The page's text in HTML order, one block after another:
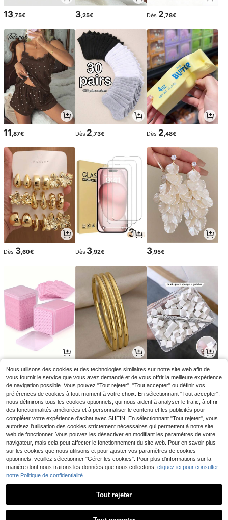
1
13 ,75€ 3,25€ Dès 2 ,78€
11 ,87€ Dès 2 ,73€ Dès 2 ,48€
Dès 3,60€ Dès 3,92€ 3,95€
Dès2 ,65€2,68€ -1% Dès3,13€ Dès 2,68€
2 14 10
Nous utilisons des cookies et des technologies similaires sur notre site web afin de
vous fournir le service que vous avez demandé et de vous offrir la meilleure expérience
de navigation possible. Vous pouvez "Tout rejeter", "Tout accepter" ou définir vos
préférences de cookies à tout moment à votre choix. En sélectionnant "Tout accepter",
nous définirons tous les cookies optionnels, qui nous aident à analyser le trafic, à offrir
des fonctionnalités améliorées et à personnaliser le contenu et les publicités pour
compléter votre expérience d'achat avec SHEIN. En sélectionnant "Tout rejeter", vous
autorisez l'utilisation des cookies strictement nécessaires qui permettent à notre site
web de fonctionner. Vous pouvez les désactiver en modifiant les paramètres de votre
navigateur, mais cela peut affecter le fonctionnement du site web. Pour en savoir plus
sur les cookies que nous utilisons et pour ajuster vos paramètres de cookies
optionnels, veuillez sélectionner "Gérer les cookies". Pour plus d'informations sur la
manière dont nous traitons les données que nous collectons, cliquez ici pour consulter
notre Politique de confidentialité.
Tout rejeter